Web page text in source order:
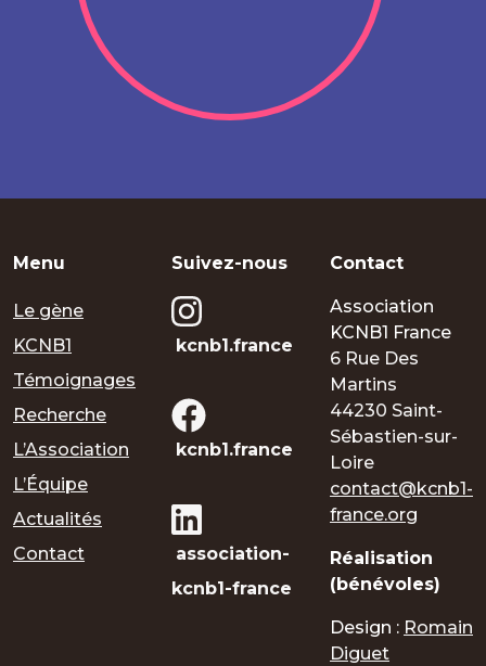
Menu
Le gène
KCNB1
Témoignages
Recherche
L’Association
L’Équipe
Actualités
Contact
Suivez-nous
kcnb1.france
kcnb1.france
association-
kcnb1-france
Contact
Association
KCNB1 France
6 Rue Des
Martins
44230 Saint-
Sébastien-sur-
Loire
contact@kcnb1-
france.org
Réalisation
(bénévoles)
Design : Romain
Diguet